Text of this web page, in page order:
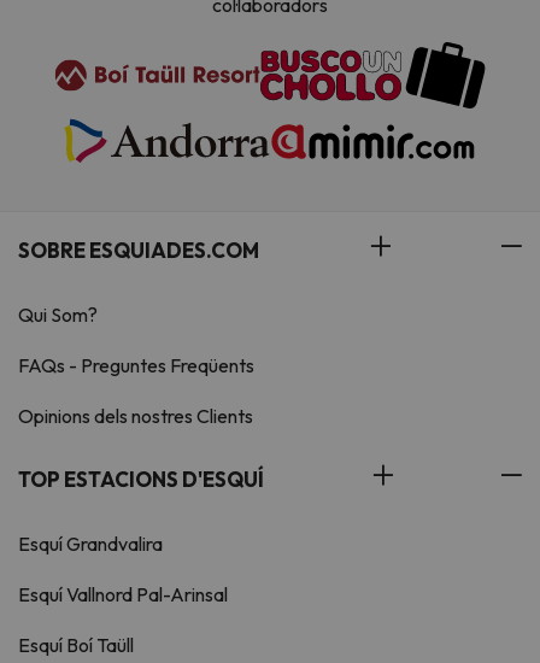
col·laboradors
SOBRE ESQUIADES.COM
Qui Som?
FAQs - Preguntes Freqüents
Opinions dels nostres Clients
TOP ESTACIONS D'ESQUÍ
Esquí Grandvalira
Esquí Vallnord Pal-Arinsal
Esquí Boí Taüll